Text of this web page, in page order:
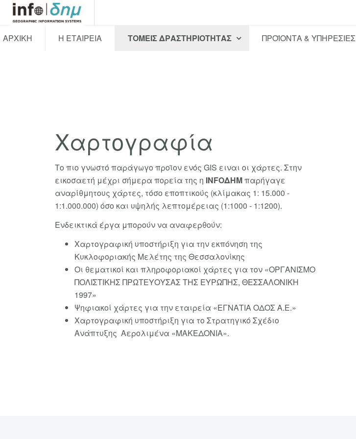
ΑΡΧΙΚΗ Η ΕΤΑΙΡΕΙΑ ΤΟΜΕΙΣ ΔΡΑΣΤΗΡΙΟΤΗΤΑΣ ΠΡΟΪΟΝΤΑ & ΥΠΗΡΕΣΙΕΣ
Χαρτογραφία
Το πιο γνωστό παράγωγο προϊον ενός GIS ειναι οι χάρτες. Στην
εικοσαετή μέχρι σήμερα πορεία της η INFOΔΗΜπαρήγαγε
αναρίθμητους χάρτες, τόσο εποπτικούς (κλίμακας 1: 15.000 -
1:1.000.000) όσο και υψηλής λεπτομέρειας (1:1000 - 1:1200).
Ενδεικτικά έργα μπορούν να αναφερθούν:
Χαρτογραφική υποστήριξη για την εκπόνηση της
Κυκλοφοριακής Μελέτης της Θεσσαλονίκης
Οι θεματικοί και πληροφοριακοί χάρτες για τον «ΟΡΓΑΝΙΣΜΟ
ΠΟΛΙΣΤΙΚΗΣ ΠΡΩΤΕΥΟΥΣΑΣ ΤΗΣ ΕΥΡΩΠΗΣ, ΘΕΣΣΑΛΟΝΙΚΗ
1997»
Ψηφιακοί χάρτες για την εταιρεία «ΕΓΝΑΤΙΑ ΟΔΟΣ Α.Ε.»
Χαρτογραφική υποστήριξη για το Στρατηγικό Σχέδιο
Ανάπτυξης Αερολιμένα «ΜΑΚΕΔΟΝΙΑ».